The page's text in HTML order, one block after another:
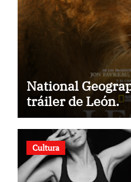
National
tráiler de León.
Cultura